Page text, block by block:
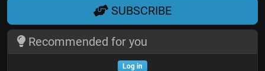
SUBSCRIBE
Recommended for you
Log in